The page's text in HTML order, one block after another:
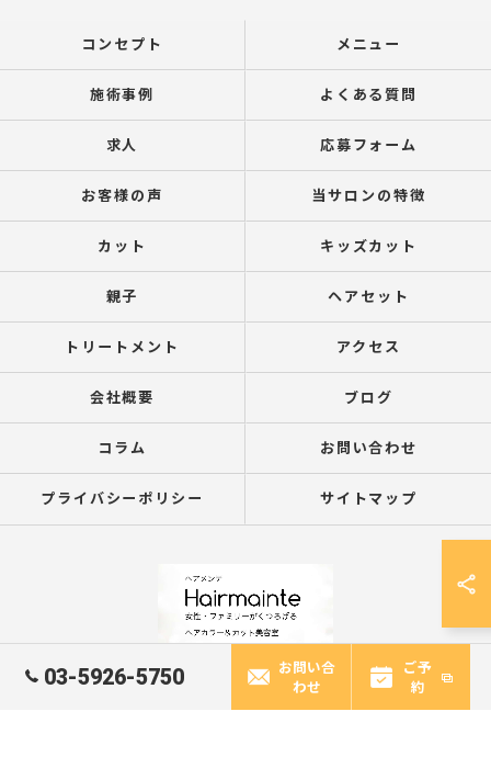
03-5926-5750
お問い合
わせ
ご予
約
コンセプト メニュー
施術事例 よくある質問
求人 応募フォーム
お客様の声 当サロンの特徴
カット キッズカット
親子 ヘアセット
トリートメント アクセス
会社概要 ブログ
コラム お問い合わせ
プライバシーポリシー サイトマップ
© 2026 東京都江古田の美容室ならヘアメンテ ALL RIGHTS RESERVED.